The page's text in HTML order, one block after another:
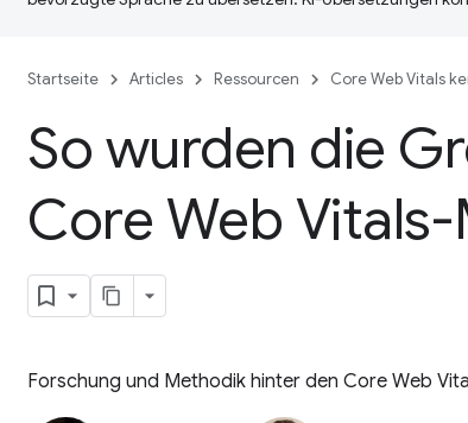
Startseite Articles Ressourcen Core Web Vitals
So wurden die
Core Web
Forschung und Methodik hinter den Core Web